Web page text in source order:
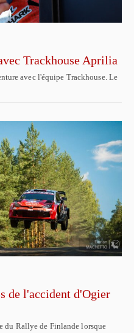
Trackhouse Aprilia
avec l'équipe Trackhouse. Le
de l'accident d'Ogier
du Rallye de Finlande lorsque